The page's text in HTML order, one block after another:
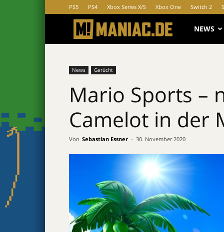
PS5 PS4 Xbox Series X/S Xbox One Switch 2
MANIAC.de
NEWS
News Gerücht
Mario Sports –
Camelot in der
Von Sebastian Essner - 30. November 2020